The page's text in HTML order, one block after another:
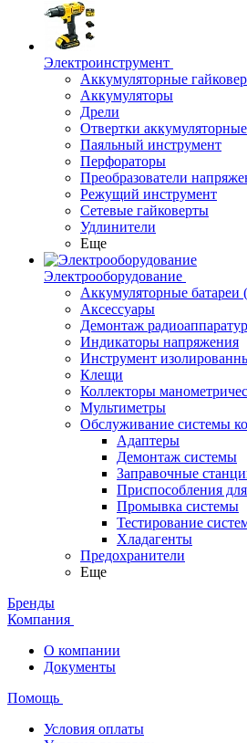
Электроинструмент
Аккумуляторные
Аккумуляторы
Дрели
Отвертки аккумуляторные
Паяльный инструмент
Перфораторы
Преобразователи
Режущий инструмент
Сетевые гайковерты
Удлинители
Еще
Электрооборудование
Аккумуляторные
Аксессуары
Демонтаж
Индикаторы напряжения
Инструмент
Клещи
Коллекторы
Мультиметры
Обслуживание системы
Адаптеры
Демонтаж системы
Заправочные
Приспособления
Промывка системы
Тестирование
Хладагенты
Предохранители
Еще
Бренды
Компания
О компании
Документы
Помощь
Условия оплаты